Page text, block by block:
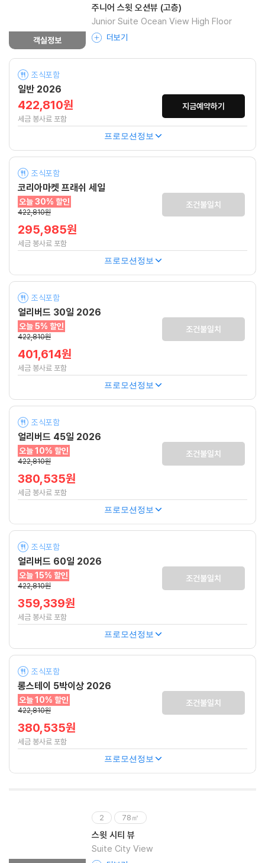
객실정보
주니어 스윗 오션뷰 (고층)
Junior Suite Ocean View High Floor
더보기
일반 2026
조식포함
422,810원
세금 봉사료 포함
지금예약하기
프로모션정보
코리아마켓 프래쉬 세일
조식포함
오늘 30% 할인
422,810원
295,985원
세금 봉사료 포함
조건불일치
프로모션정보
얼리버드 30일 2026
조식포함
오늘 5% 할인
422,810원
401,614원
세금 봉사료 포함
조건불일치
프로모션정보
얼리버드 45일 2026
조식포함
오늘 10% 할인
422,810원
380,535원
세금 봉사료 포함
조건불일치
프로모션정보
얼리버드 60일 2026
조식포함
오늘 15% 할인
422,810원
359,339원
세금 봉사료 포함
조건불일치
프로모션정보
롱스테이 5박이상 2026
조식포함
오늘 10% 할인
422,810원
380,535원
세금 봉사료 포함
조건불일치
프로모션정보
2 78㎡
스윗 시티 뷰
Suite City View